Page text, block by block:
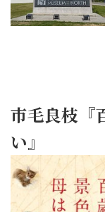
市毛良枝『
い』